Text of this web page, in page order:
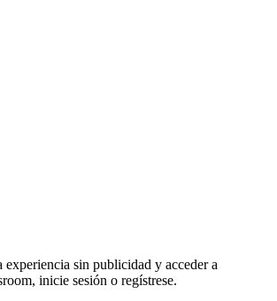
experiencia sin publicidad y acceder a
inicie sesión o regístrese.